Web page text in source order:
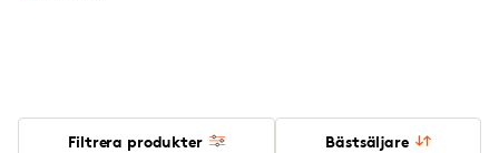
Filtrera produkter Bästsäljare